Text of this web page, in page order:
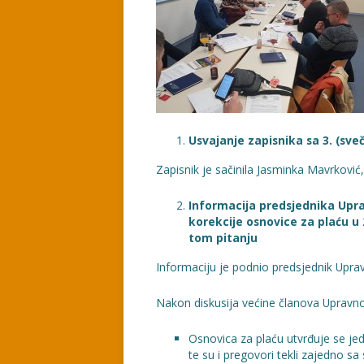
Usvajanje zapisnika sa 3.
Zapisnik je sačinila Jasminka
Informacija predsjednika
korekcije osnovice za plaću u
tom pitanju
Informaciju je podnio predsjednik
Nakon diskusija većine članova
Osnovica za plaću utvrđuje se
te su i pregovori tekli zajedno